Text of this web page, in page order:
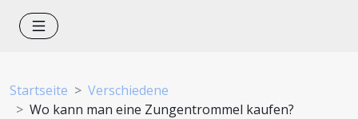
Startseite
Verschiedene
Wo kann man eine Zungentrommel kaufen?